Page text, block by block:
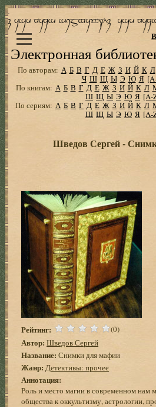
Электронная
По авторам: А Б В Г Д Е Ж З И Й К Л
Ч Ш Щ Ы Э Ю Я
По книгам: А Б В Г Д Е Ж З И Й К Л
Ш Щ Ы Э Ю Я [A-
По сериям: А Б В Г Д Е Ж З И Й К Л
Ш Щ Ы Э Ю Я [A-
Шведов Сергей -
Рейтинг: (0)
Автор: Шведов Сергей
Название: Снимки для мафии
Жанр: Детективы: прочее
Аннотация:
Роль и место магии в современном нам
общества к оккультизму, астрологии,